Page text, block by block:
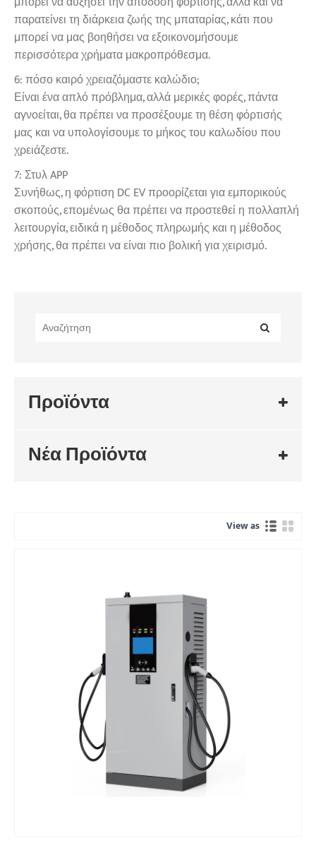
παρατείνει τη διάρκεια ζωής της μπαταρίας, κάτι που
μπορεί να μας βοηθήσει να εξοικονομήσουμε
περισσότερα χρήματα μακροπρόθεσμα.
6: πόσο καιρό χρειαζόμαστε καλώδιο;
Είναι ένα απλό πρόβλημα, αλλά μερικές φορές, πάντα
αγνοείται, θα πρέπει να προσέξουμε τη θέση φόρτισής
μας και να υπολογίσουμε το μήκος του καλωδίου που
χρειάζεστε.
7: Στυλ APP
Συνήθως, η φόρτιση DC EV προορίζεται για εμπορικούς
σκοπούς, επομένως θα πρέπει να προστεθεί η πολλαπλή
λειτουργία, ειδικά η μέθοδος πληρωμής και η μέθοδος
χρήσης, θα πρέπει να είναι πιο βολική για χειρισμό.
Προϊόντα
Νέα Προϊόντα
View as